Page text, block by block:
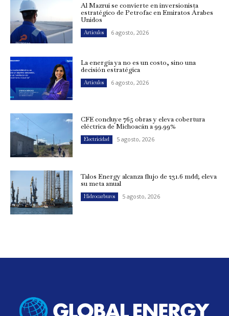
Al Mazrui se convierte en inversionista
estratégico de Petrofac en Emiratos Árabes
Unidos
Artículos 6 agosto, 2026
La energía ya no es un costo, sino una
decisión estratégica
Artículos 6 agosto, 2026
CFE concluye 765 obras y eleva cobertura
eléctrica de Michoacán a 99.99%
Electricidad 5 agosto, 2026
Talos Energy alcanza flujo de 231.6 mdd; eleva
su meta anual
Hidrocarburos 5 agosto, 2026